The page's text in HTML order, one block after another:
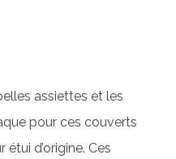
assiettes et les
pour ces couverts
étui d’origine. Ces